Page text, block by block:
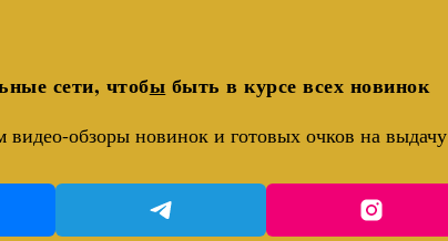
сети, чтобы быть в курсе всех новинок
обзоры новинок и готовых очков на выдачу